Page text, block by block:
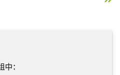
：